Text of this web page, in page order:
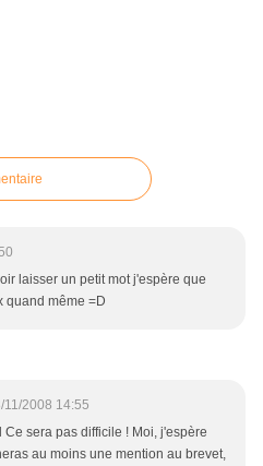
laisser un petit mot j'espère que
quand même =D
11/2008 14:55
Ce sera pas difficile ! Moi, j'espère
au moins une mention au brevet,